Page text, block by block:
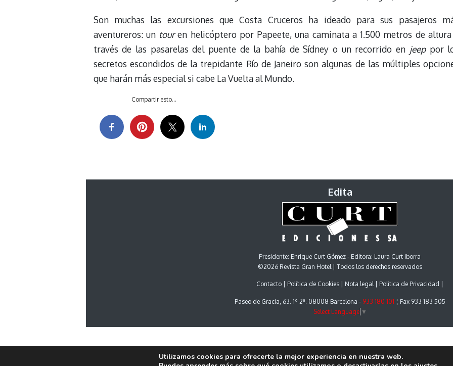
Son muchas las excursiones que Costa Cruceros ha ideado para sus pasajeros
aventureros: un touren helicóptero por Papeete, una caminata a 1.500 metros de
través de las pasarelas del puente de la bahía de Sídney o un recorrido en jeeppor
secretos escondidos de la trepidante Río de Janeiro son algunas de las múltiples
que harán más especial si cabe La Vuelta al Mundo.
Compartir esto...
Edita
Presidente: Enrique Curt Gómez - Editora: Laura Curt Iborra
©2026 Revista Gran Hotel | Todos los derechos reservados
Contacto Política de Cookies Nota legal Politica de Privacidad
Paseo de Gracia, 63. 1º 2ª. 08008 Barcelona - 933 180 101 ¦ Fax 933 183 505
Select Language ▼
Utilizamos cookies para ofrecerte la mejor experiencia en nuestra web.